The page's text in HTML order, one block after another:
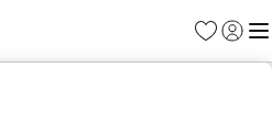
お気に入り
ログイ
メ